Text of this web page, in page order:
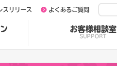
お客様相談室
SUPPORT
スリリース よくあるご質問